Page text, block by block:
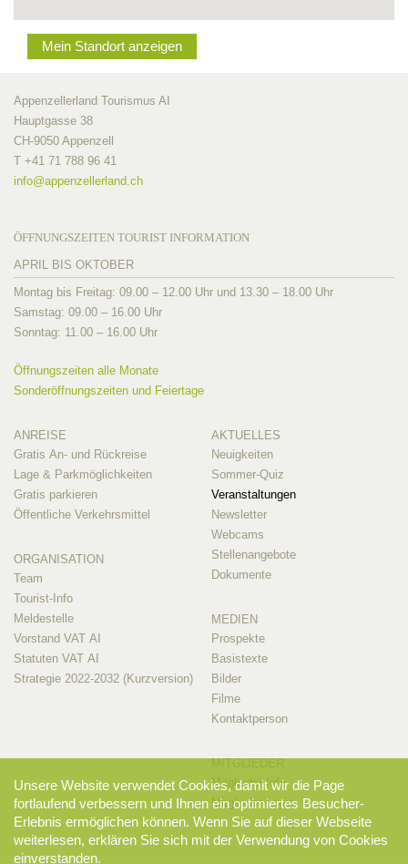
Mein Standort anzeigen
Appenzellerland Tourismus AI
Hauptgasse 38
CH-9050 Appenzell
T +41 71 788 96 41
info@appenzellerland.ch
ÖFFNUNGSZEITEN TOURIST INFORMATION
APRIL BIS OKTOBER
Montag bis Freitag: 09.00 – 12.00 Uhr und 13.30 – 18.00 Uhr
Samstag: 09.00 – 16.00 Uhr
Sonntag: 11.00 – 16.00 Uhr
Öffnungszeiten alle Monate
Sonderöffnungszeiten und Feiertage
ANREISE
Gratis An- und Rückreise
Lage & Parkmöglichkeiten
Gratis parkieren
Öffentliche Verkehrsmittel
ORGANISATION
Team
Tourist-Info
Meldestelle
Vorstand VAT AI
Statuten VAT AI
Strategie 2022-2032 (Kurzversion)
AKTUELLES
Neuigkeiten
Sommer-Quiz
Veranstaltungen
Newsletter
Webcams
Stellenangebote
Dokumente
MEDIEN
Prospekte
Basistexte
Bilder
Filme
Kontaktperson
Mitglieder-Info
Mitglieder-Login
Unsere Website verwendet Cookies, damit wir die Page
fortlaufend verbessern und Ihnen ein optimiertes Besucher-
Erlebnis ermöglichen können. Wenn Sie auf dieser Webseite
weiterlesen, erklären Sie sich mit der Verwendung von Cookies
einverstanden.